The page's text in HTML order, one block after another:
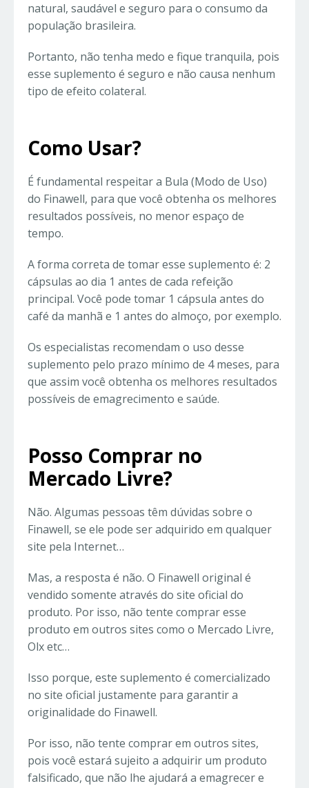
natural, saudável e seguro para o consumo da
população brasileira.
Portanto, não tenha medo e fique tranquila, pois
esse suplemento é seguro e não causa nenhum
tipo de efeito colateral.
Como Usar?
É fundamental respeitar a Bula (Modo de Uso)
do Finawell, para que você obtenha os melhores
resultados possíveis, no menor espaço de
tempo.
A forma correta de tomar esse suplemento é: 2
cápsulas ao dia 1 antes de cada refeição
principal. Você pode tomar 1 cápsula antes do
café da manhã e 1 antes do almoço, por exemplo.
Os especialistas recomendam o uso desse
suplemento pelo prazo mínimo de 4 meses, para
que assim você obtenha os melhores resultados
possíveis de emagrecimento e saúde.
Posso Comprar no
Mercado Livre?
Não. Algumas pessoas têm dúvidas sobre o
Finawell, se ele pode ser adquirido em qualquer
site pela Internet…
Mas, a resposta é não. O Finawell original é
vendido somente através do site oficial do
produto. Por isso, não tente comprar esse
produto em outros sites como o Mercado Livre,
Olx etc…
Isso porque, este suplemento é comercializado
no site oficial justamente para garantir a
originalidade do Finawell.
Por isso, não tente comprar em outros sites,
pois você estará sujeito a adquirir um produto
falsificado, que não lhe ajudará a emagrecer e